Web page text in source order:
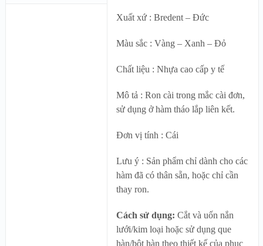
Xuất xứ : Bredent – Đức
Màu sắc : Vàng – Xanh – Đỏ
Chất liệu : Nhựa cao cấp y tế
Mô tả : Ron cài trong mắc cài đơn,
sử dụng ở hàm tháo lắp liên kết.
Đơn vị tính : Cái
Lưu ý : Sản phẩm chỉ dành cho các
hàm đã có thân sẵn, hoặc chỉ cần
thay ron.
Cách sử dụng: Cắt và uốn nắn
lưới/kim loại hoặc sử dụng que
hàn/bột hàn theo thiết kế của phục